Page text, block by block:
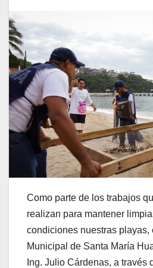
Como parte de los trabajos
realizan para mantener
condiciones nuestras playas,
Municipal de Santa María
Ing. Julio Cárdenas, a través